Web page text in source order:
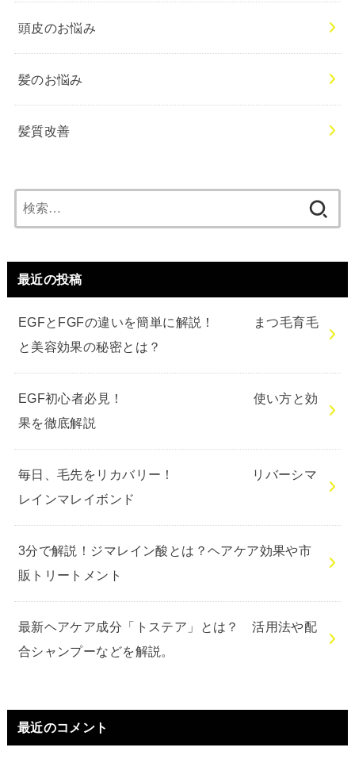
頭皮のお悩み
髪のお悩み
髪質改善
索:
最近の投稿
EGFとFGFの違いを簡単に解説！ まつ毛育毛
と美容効果の秘密とは？
EGF初心者必見！ 使い方と効
果を徹底解説
毎日、毛先をリカバリー！ リバーシマ
レインマレイボンド
3分で解説！ジマレイン酸とは？ヘアケア効果や市
販トリートメント
最新ヘアケア成分「トステア」とは？ 活用法や配
合シャンプーなどを解説。
最近のコメント